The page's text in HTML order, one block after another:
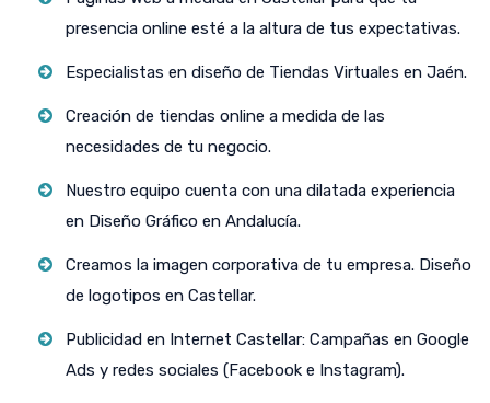
presencia online esté a la altura de tus expectativas.
Especialistas en diseño de Tiendas Virtuales en Jaén.
Creación de tiendas online a medida de las
necesidades de tu negocio.
Nuestro equipo cuenta con una dilatada experiencia
en Diseño Gráfico en Andalucía.
Creamos la imagen corporativa de tu empresa. Diseño
de logotipos en Castellar.
Publicidad en Internet Castellar: Campañas en Google
Ads y redes sociales (Facebook e Instagram).